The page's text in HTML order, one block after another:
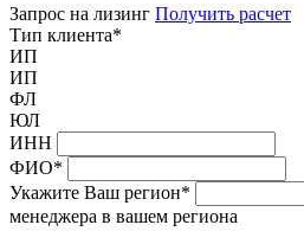
Запрос на лизинг Получить расчет
Тип клиента*
ИП
ИП
ФЛ
ЮЛ
ИНН
ФИО*
Укажите Ваш регион*
менеджера в вашем региона